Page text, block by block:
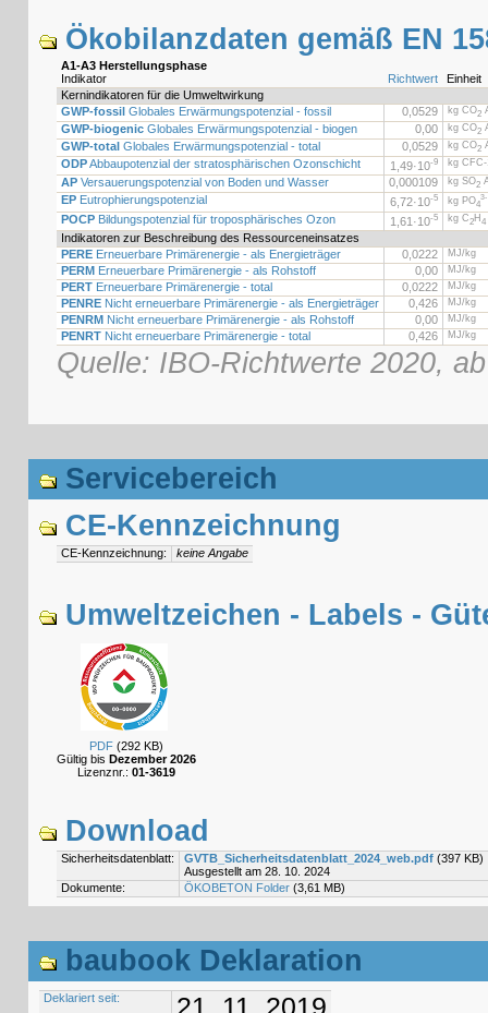
Ökobilanzdaten gemäß EN
A1-A3 Herstellungsphase
Indikator
Richtwert
Einheit
Kernindikatoren für die Umweltwirkung
GWP-fossil Globales Erwärmungspotenzial - fossil 0,0529 kg CO2
GWP-biogenic Globales Erwärmungspotenzial - biogen 0,00 kg CO2
GWP-total Globales Erwärmungspotenzial - total 0,0529 kg CO2
ODPAbbaupotenzial der stratosphärischen Ozonschicht 1,49·10-9 kg
AP Versauerungspotenzial von Boden und Wasser 0,000109 kg SO2
EP Eutrophierungspotenzial 6,72·10-5 kg PO4
3-
POCP Bildungspotenzial für troposphärisches Ozon 1,61·10-5 kg C2H 4
Indikatoren zur Beschreibung des Ressourceneinsatzes
PERE Erneuerbare Primärenergie - als Energieträger 0,0222 MJ/kg
PERM Erneuerbare Primärenergie - als Rohstoff 0,00 MJ/kg
PERT Erneuerbare Primärenergie - total 0,0222 MJ/kg
PENRE Nicht erneuerbare Primärenergie - als Energieträger 0,426 MJ/kg
PENRM Nicht erneuerbare Primärenergie - als Rohstoff 0,00 MJ/kg
PENRT Nicht erneuerbare Primärenergie - total 0,426 MJ/kg
Quelle: IBO-Richtwerte 2020,
Servicebereich
CE-Kennzeichnung
CE-Kennzeichnung: keine Angabe
Umweltzeichen - Labels -
PDF (292 KB)
Gültig bis Dezember 2026
Lizenznr.: 01-3619
Download
Sicherheitsdatenblatt: GVTB_Sicherheitsdatenblatt_2024_web.pdf (397 KB)
Ausgestellt am 28. 10. 2024
Dokumente:
ÖKOBETON Folder (3,61 MB)
baubook Deklaration
Deklariert seit: 21. 11. 2019